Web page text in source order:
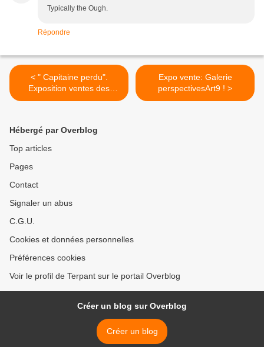
Typically the Ough.
Répondre
< " Capitaine perdu".
Exposition ventes des
planches originales à partir
Expo vente: Galerie
perspectivesArt9 ! >
Hébergé par Overblog
Top articles
Pages
Contact
Signaler un abus
C.G.U.
Cookies et données personnelles
Préférences cookies
Voir le profil de Terpant sur le portail Overblog
Créer un blog sur Overblog
Créer un blog